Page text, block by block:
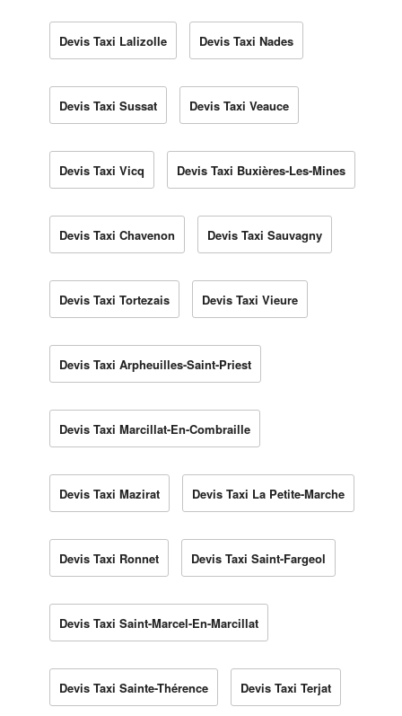
Devis Taxi Lalizolle Devis Taxi Nades
Devis Taxi Sussat Devis Taxi Veauce
Devis Taxi Vicq Devis Taxi Buxières-Les-Mines
Devis Taxi Chavenon Devis Taxi Sauvagny
Devis Taxi Tortezais Devis Taxi Vieure
Devis Taxi Arpheuilles-Saint-Priest
Devis Taxi Marcillat-En-Combraille
Devis Taxi Mazirat Devis Taxi La Petite-Marche
Devis Taxi Ronnet Devis Taxi Saint-Fargeol
Devis Taxi Saint-Marcel-En-Marcillat
Devis Taxi Sainte-Thérence Devis Taxi Terjat